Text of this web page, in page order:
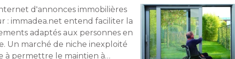
d'annonces immobilières
: immadea.net entend faciliter la
adaptés aux personnes en
Un marché de niche inexploité
à permettre le maintien à